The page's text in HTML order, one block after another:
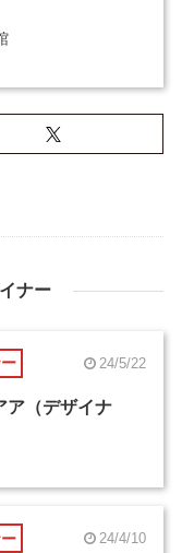
ナー
24/5/22
ア（デザイナ
24/4/10